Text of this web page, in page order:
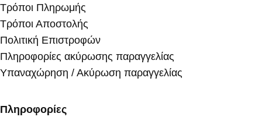
Τρόποι Πληρωμής
Τρόποι Αποστολής
Πολιτική Επιστροφών
Πληροφορίες ακύρωσης παραγγελίας
Υπαναχώρηση / Ακύρωση παραγγελίας
Πληροφορίες